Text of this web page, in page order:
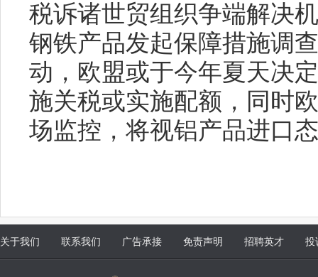
税诉诸世贸组织争端解决
钢铁产品发起保障措施调
动，欧盟或于今年夏天决
施关税或实施配额，同时
场监控，将视铝产品进口
关于我们 联系我们 广告承接 免责声明 招聘英才 投